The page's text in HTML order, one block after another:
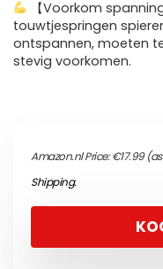
【Voorkom
touwtjespringen
ontspannen, moeten
stevig voorkomen.
Amazon.nl Price:€17.99(as
Shipping.